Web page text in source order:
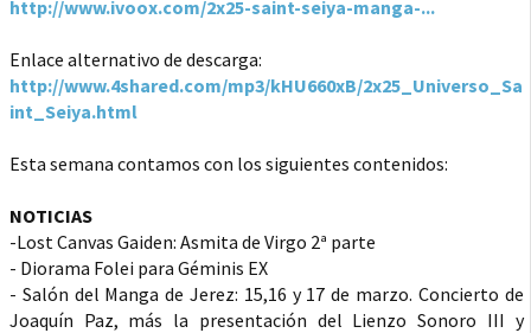
http://www.ivoox.com/2x25-saint-seiya-manga-...
Enlace alternativo de descarga:
http://www.4shared.com/mp3/kHU660xB/2x25_Universo_Sa
int_Seiya.html
Esta semana contamos con los siguientes contenidos:
NOTICIAS
-Lost Canvas Gaiden: Asmita de Virgo 2ª parte
- Diorama Folei para Géminis EX
- Salón del Manga de Jerez: 15,16 y 17 de marzo. Concierto de
Joaquín Paz, más la presentación del Lienzo Sonoro III y